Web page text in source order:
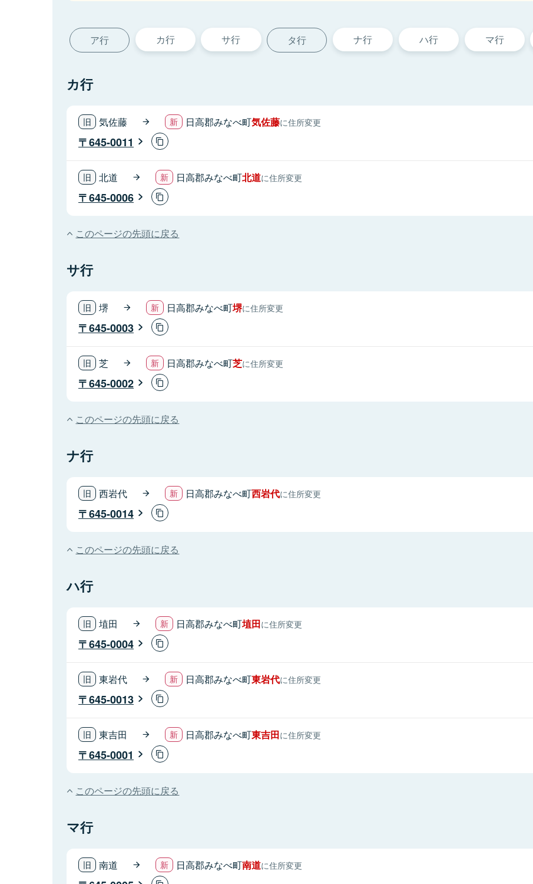
ア行 カ行 サ行 タ行 ナ行 ハ行 マ行
カ行
気佐藤 日高郡みなべ町気佐藤に住所変更
645-0011
北道 日高郡みなべ町北道に住所変更
645-0006
このページの先頭に戻る
サ行
堺 日高郡みなべ町堺に住所変更
645-0003
芝 日高郡みなべ町芝に住所変更
645-0002
このページの先頭に戻る
ナ行
西岩代 日高郡みなべ町西岩代に住所変更
645-0014
このページの先頭に戻る
ハ行
埴田 日高郡みなべ町埴田に住所変更
645-0004
東岩代 日高郡みなべ町東岩代に住所変更
645-0013
東吉田 日高郡みなべ町東吉田に住所変更
645-0001
このページの先頭に戻る
マ行
南道 日高郡みなべ町南道に住所変更